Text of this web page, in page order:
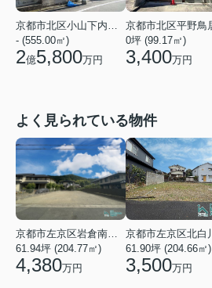
- (555.00㎡)
2億5,800万円
0坪 (99.17㎡)
3,400万円
よく見られている物件
61.94坪 (204.77㎡)
4,380万円
61.90坪 (204.66㎡)
3,500万円